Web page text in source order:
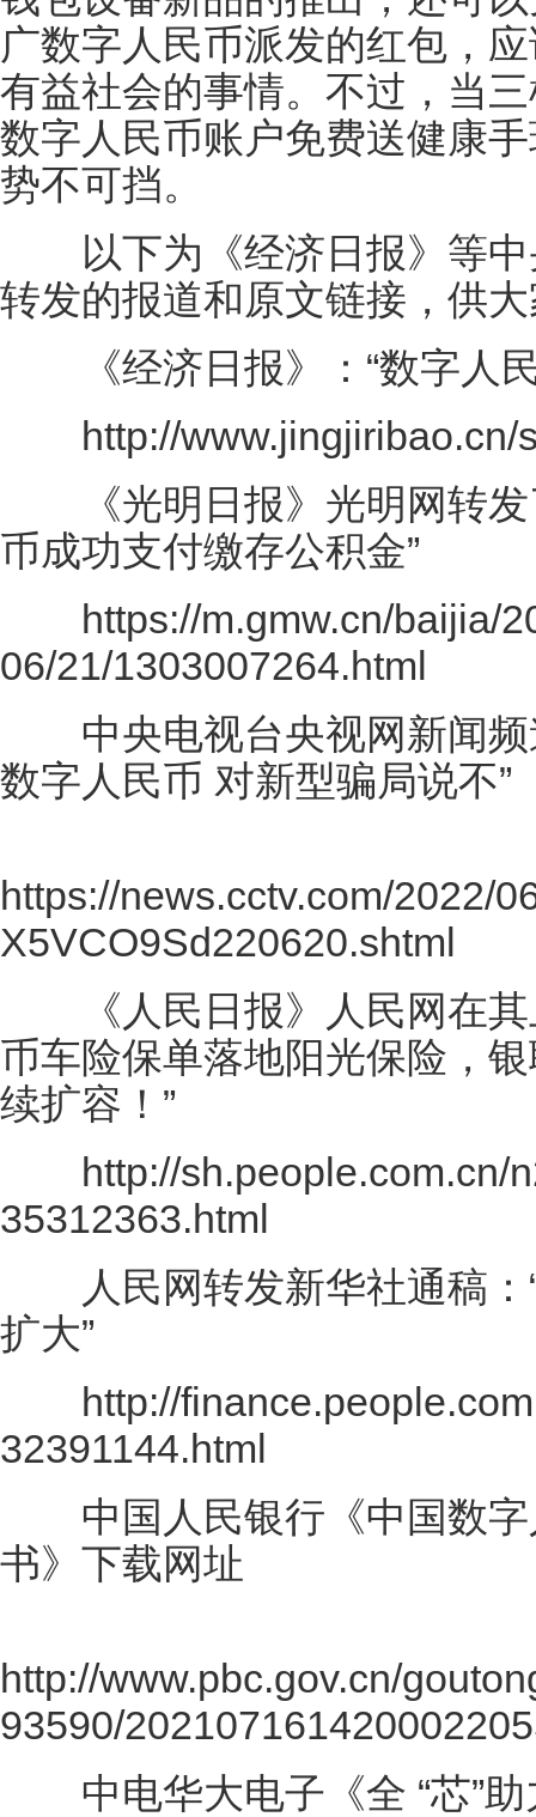
广数字人民币派发的红包，
有益社会的事情。不过，当
数字人民币账户免费送健康
势不可挡。
以下为《经济日报》等中
转发的报道和原文链接，供
《经济日报》：“数字人民
http://www.jingjiribao.cn/
《光明日报》光明网转发
币成功支付缴存公积金”
https://m.gmw.cn/baijia/
06/21/1303007264.html
中央电视台央视网新闻频
数字人民币 对新型骗局说不”
https://news.cctv.com/2022/
X5VCO9Sd220620.shtml
《人民日报》人民网在其
币车险保单落地阳光保险，
续扩容！”
http://sh.people.com.cn/
35312363.html
人民网转发新华社通稿：
扩大”
http://
32391144.html
中国人民银行《中国数字
书》下载网址
http://www.pbc.gov.cn/
93590/
中电华大电子《全 “芯”助